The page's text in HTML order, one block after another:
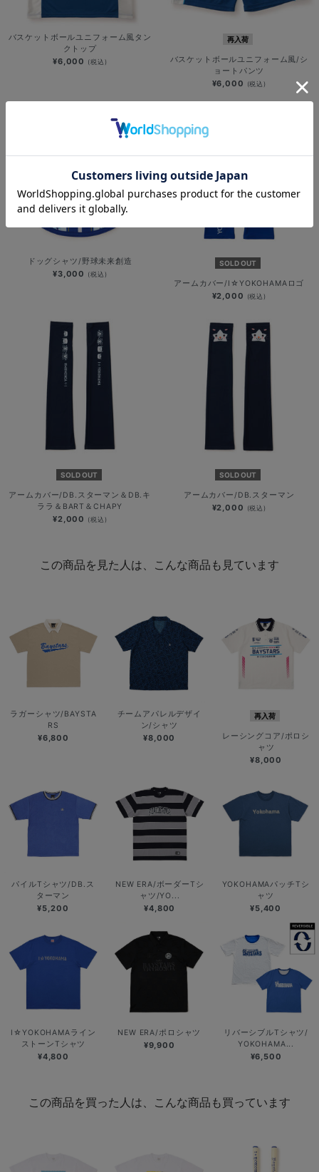
バスケットボールユニフォーム風タン
クトップ
¥6,000 (税込)
再入荷
バスケットボールユニフォーム風/シ
ョートパンツ
¥6,000 (税込)
ドッグシャツ/野球未来創造
¥3,000 (税込)
SOLD OUT
アームカバー/I☆YOKOHAMAロゴ
¥2,000 (税込)
SOLD OUT
アームカバー/DB.スターマン＆DB.キ
ララ＆BART＆CHAPY
¥2,000 (税込)
SOLD OUT
アームカバー/DB.スターマン
¥2,000 (税込)
この商品を見た人は、こんな商品も見ています
ラガーシャツ/BAYSTA
RS
¥6,800
チームアパレルデザイ
ン/シャツ
¥8,000
再入荷
レーシングコア/ポロシ
ャツ
¥8,000
パイルTシャツ/DB.ス
ターマン
¥5,200
NEW ERA/ボーダーTシ
ャツ/YO...
¥4,800
YOKOHAMAパッチTシ
ャツ
¥5,400
I☆YOKOHAMAライン
ストーンTシャツ
¥4,800
NEW ERA/ポロシャツ
¥9,900
リバーシブルTシャツ/
YOKOHAMA...
¥6,500
この商品を買った人は、こんな商品も買っています